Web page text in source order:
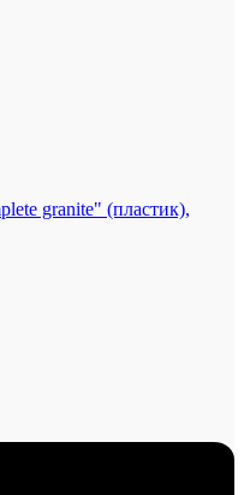
granite" (пластик),